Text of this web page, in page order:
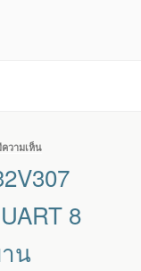
วามเห็น
พัฒนา
CH32V307
8
น